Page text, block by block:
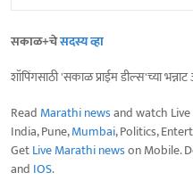
सकाळ+चेसदस्य व्हा
शॉपिंगसाठी 'सकाळ प्राईम डील्स'च्या
Read Marathi newsand watch Live
India, Pune,Mumbai, Politics,
GetLive Marathi newson Mobile.
and IOS.